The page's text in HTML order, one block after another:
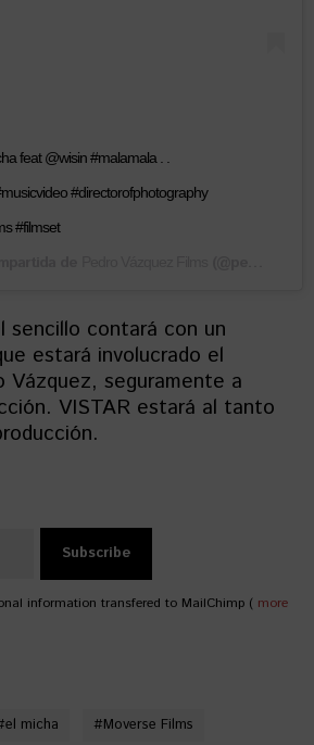
feat @wisin #malamala . .
#directorofphotography
#filmset
sencillo contará con un
estará involucrado el
Vázquez, seguramente a
VISTAR estará al tanto
information transfered to MailChimp ( more
el micha #Moverse Films